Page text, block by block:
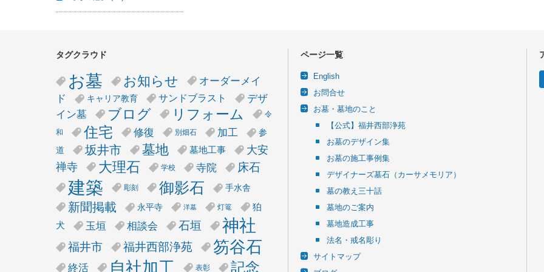
タグクラウド
お墓 お知らせ
オーダーメイ
ド
キャリア教育 サンドブラスト
デザ
イン墓
ブログ リフォーム 令
和 住宅 修復 別畑石 加工
参
道
坂井市 墓地 墓地工事
大安
禅寺
大理石 学校 寺院 床石
建築 彫刻 御影石 手水舎
新聞掲載 永平寺 洋墓 灯篭
狛
犬
玉垣 相談会 石垣 神社
福井市 福井西部浄苑 笏谷石
終活 自社加工 表彰 記念
ページ一覧
English
お問合せ
お墓・墓地のこと
【公式】福井西部浄苑
お墓のデザイン集
お墓の施工事例集
デザイナーズ墓石（カーサメモリア）
墓の教え三十話
墓地のご案内
墓地造成工事
法名・戒名彫り
サイトマップ